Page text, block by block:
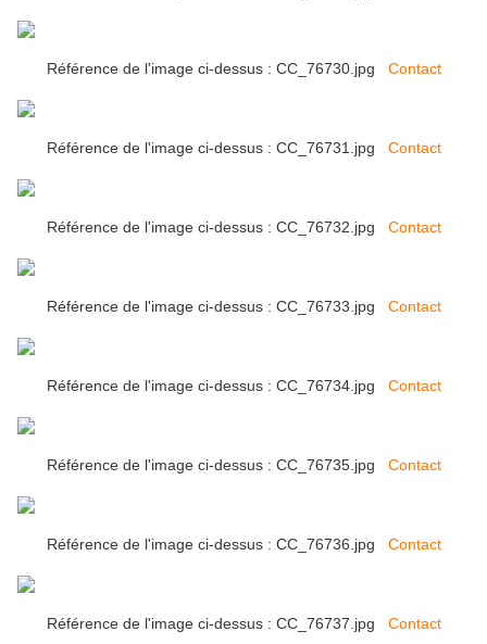
Référence de l'image ci-dessus : CC_76730.jpg Contact
Référence de l'image ci-dessus : CC_76731.jpg Contact
Référence de l'image ci-dessus : CC_76732.jpg Contact
Référence de l'image ci-dessus : CC_76733.jpg Contact
Référence de l'image ci-dessus : CC_76734.jpg Contact
Référence de l'image ci-dessus : CC_76735.jpg Contact
Référence de l'image ci-dessus : CC_76736.jpg Contact
Référence de l'image ci-dessus : CC_76737.jpg Contact